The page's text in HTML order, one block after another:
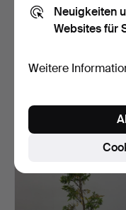
ZEITGENÖSSISCHE
GARTENTÖPFE MIT
9 Gebote
Neuigkeiten
Websites für
Weitere